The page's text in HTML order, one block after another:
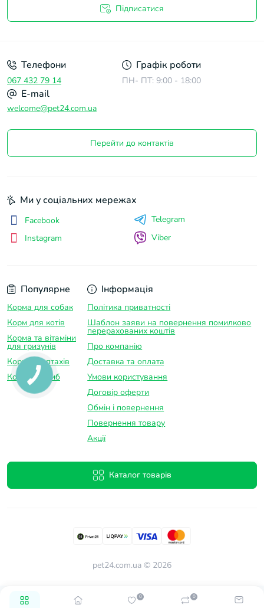
0 0
Підписатися
Телефони
067 432 79 14
Графік роботи
ПН- ПТ: 9:00 - 18:00
E-mail
welcome@pet24.com.ua
Перейти до контактів
Популярне
Корма для собак
Корм для котів
Корма та вітаміни
для гризунів
Корм для птахів
Корм для риб
Інформація
Політика приватності
Шаблон заяви на повернення помилково
перерахованих коштів
Про компанію
Доставка та оплатa
Умови користування
Договір оферти
Обмін і повернення
Повернення товару
Акції
Каталог товарів
Ми у соціальних мережах
Facebook
Instagram
Telegram
Viber
pet24.com.ua © 2026